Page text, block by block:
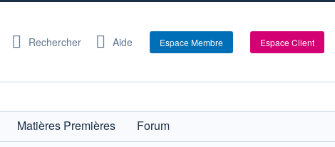
Rechercher Aide Espace Membre Espace Client
Matières Premières
Forum